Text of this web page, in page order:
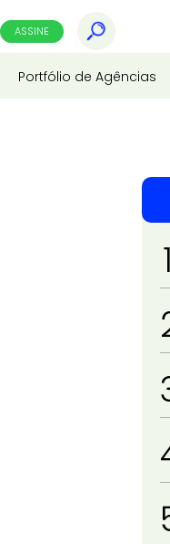
ASSINE
Portfólio de Agências
1